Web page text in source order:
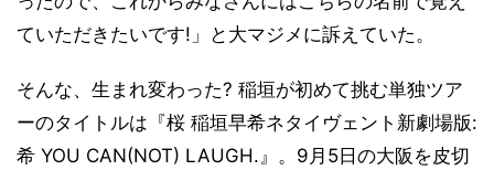
ていただきたいです!」と大マジメに訴えていた。
そんな、生まれ変わった? 稲垣が初めて挑む単独ツア
ーのタイトルは『桜 稲垣早希ネタイヴェント新劇場版:
希 YOU CAN(NOT) LAUGH.』。9月5日の大阪を皮切